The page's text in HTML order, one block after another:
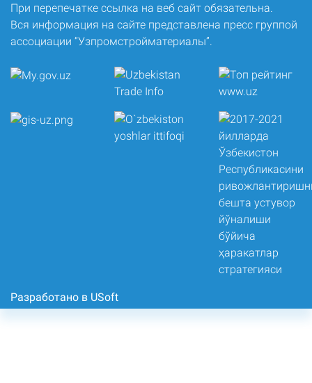
При перепечатке ссылка на веб сайт обязательна.
Вся информация на сайте представлена пресс группой
ассоциации “Узпромстройматериалы”.
Разработано в USoft